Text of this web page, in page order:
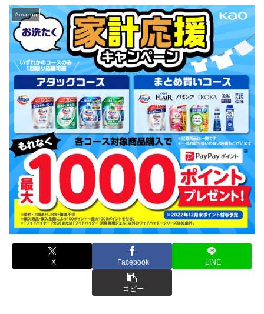
Amazon
X Facebook LINE
コピー